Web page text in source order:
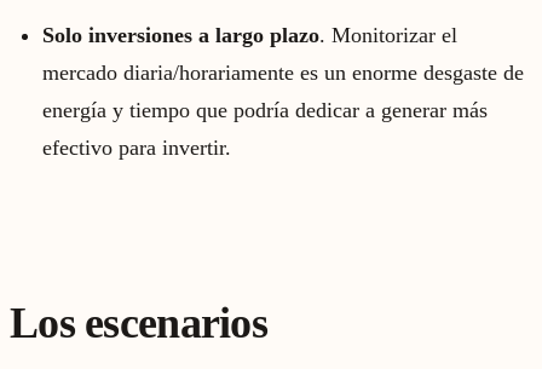
Solo inversiones a largo plazo. Monitorizar el
mercado diaria/horariamente es un enorme desgaste de
energía y tiempo que podría dedicar a generar más
efectivo para invertir.
Los escenarios